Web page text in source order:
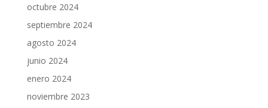
octubre 2024
septiembre 2024
agosto 2024
junio 2024
enero 2024
noviembre 2023